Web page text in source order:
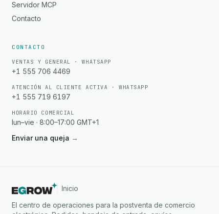
Servidor MCP
Contacto
CONTACTO
VENTAS Y GENERAL · WHATSAPP
+1 555 706 4469
ATENCIÓN AL CLIENTE ACTIVA · WHATSAPP
+1 555 719 6197
HORARIO COMERCIAL
lun–vie · 8:00–17:00 GMT+1
Enviar una queja →
Inicio
El centro de operaciones para la postventa de comercio